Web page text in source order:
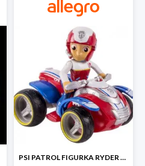
PSI PATROL FIGURKA RYDER + QUAD POJAZD RATUNKOWY -54%